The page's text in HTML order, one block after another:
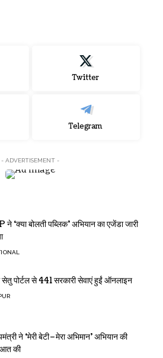
Twitter
Telegram
- ADVERTISEMENT -
ने ‘क्या बोलती पब्लिक’ अभियान का एजेंडा जारी
सेतु पोर्टल से 441 सरकारी सेवाएं हुईं ऑनलाइन
ने ‘मेरी बेटी–मेरा अभिमान’ अभियान की
की